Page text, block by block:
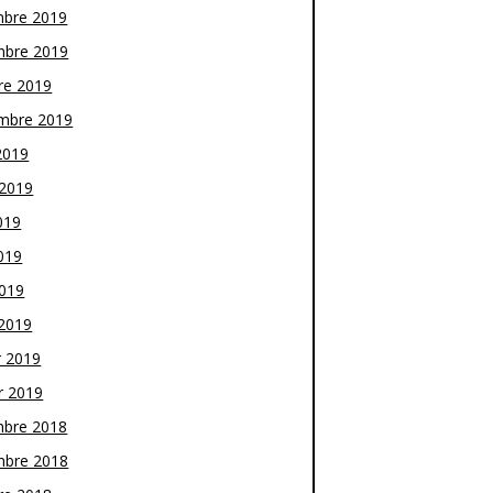
2019
2019
2019
2019
2019
2019
2018
2018